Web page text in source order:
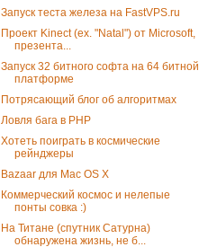
Запуск теста железа на FastVPS.ru
Проект Kinect (ex. "Natal") от Microsoft,
презента...
Запуск 32 битного софта на 64 битной
платформе
Потрясающий блог об алгоритмах
Ловля бага в PHP
Хотеть поиграть в космические
рейнджеры
Bazaar для Mac OS X
Коммерческий космос и нелепые
понты совка :)
На Титане (спутник Сатурна)
обнаружена жизнь, не б...